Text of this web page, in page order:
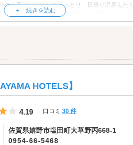
お肌はツルツルでしっとり。日帰り温泉もた
の名所といえば「祐徳稲荷神社
の守り神として信仰を集め、年間参拝者は約
一枚をぜひカメラに収めてくださいね♪観光・
ェンジ」や、JR長崎本線「肥前鹿島駅」の近
HOTELS】
5つ星のうち4
4.19 口コミ 30 件
佐賀県嬉野市塩田町大草野丙668-1
0954-66-5468